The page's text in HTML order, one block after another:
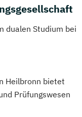
dualen Studium bei
Heilbronn bietet
Prüfungswesen